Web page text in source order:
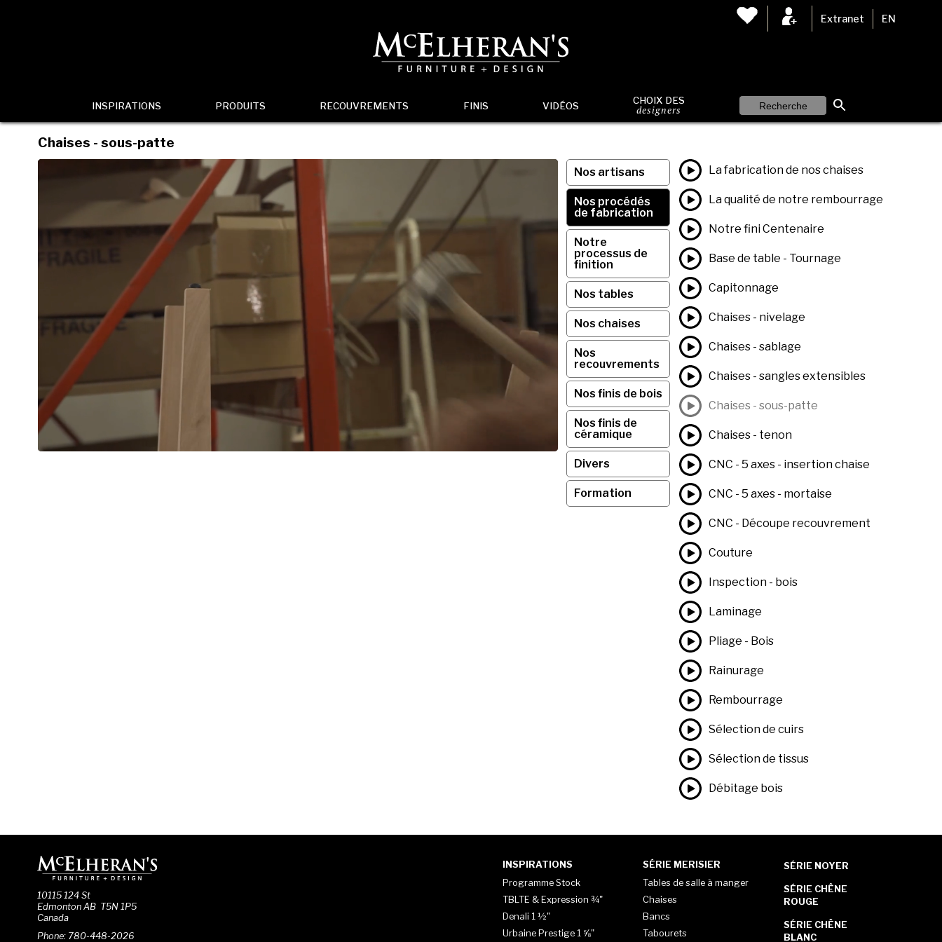
Extranet EN
INSPIRATIONS PRODUITS RECOUVREMENTS FINIS VIDÉOS CHOIX DES
designers
Chaises - sous-patte
Nos artisans
Nos procédés
de fabrication
Notre
processus de
finition
Nos tables
Nos chaises
Nos
recouvrements
Nos finis de bois
Nos finis de
céramique
Divers
Formation
La fabrication de nos chaises
La qualité de notre rembourrage
Notre fini Centenaire
Base de table - Tournage
Capitonnage
Chaises - nivelage
Chaises - sablage
Chaises - sangles extensibles
Chaises - sous-patte
Chaises - tenon
CNC - 5 axes - insertion chaise
CNC - 5 axes - mortaise
CNC - Découpe recouvrement
Couture
Inspection - bois
Laminage
Pliage - Bois
Rainurage
Rembourrage
Sélection de cuirs
Sélection de tissus
Débitage bois
10115 124 St
Edmonton AB T5N 1P5
Canada
Phone: 780-448-2026
INSPIRATIONS
Programme Stock
TBLTE & Expression ¾"
Denali 1 ½"
Urbaine Prestige 1 ⅝"
SÉRIE MERISIER
Tables de salle à manger
Chaises
Bancs
Tabourets
SÉRIE NOYER
SÉRIE CHÊNE
ROUGE
SÉRIE CHÊNE
BLANC